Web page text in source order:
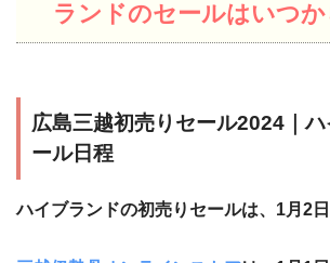
ランドのセールはいつか
広島三越初売りセール2024｜
ール日程
ハイブランドの初売りセールは、1月2日